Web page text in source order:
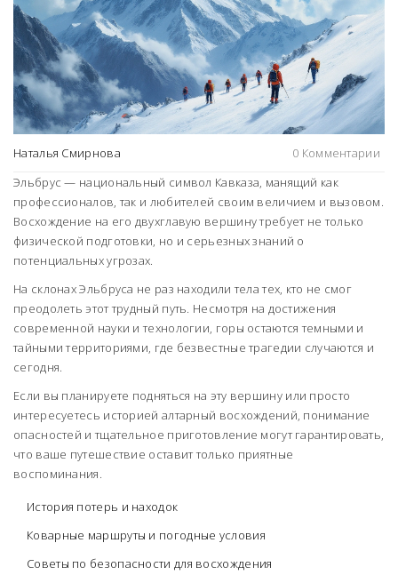
Наталья Смирнова
0 Комментарии
Эльбрус — национальный символ Кавказа, манящий как
профессионалов, так и любителей своим величием и вызовом.
Восхождение на его двухглавую вершину требует не только
физической подготовки, но и серьезных знаний о
потенциальных угрозах.
На склонах Эльбруса не раз находили тела тех, кто не смог
преодолеть этот трудный путь. Несмотря на достижения
современной науки и технологии, горы остаются темными и
тайными территориями, где безвестные трагедии случаются и
сегодня.
Если вы планируете подняться на эту вершину или просто
интересуетесь историей алтарный восхождений, понимание
опасностей и тщательное приготовление могут гарантировать,
что ваше путешествие оставит только приятные
воспоминания.
История потерь и находок
Коварные маршруты и погодные условия
Советы по безопасности для восхождения